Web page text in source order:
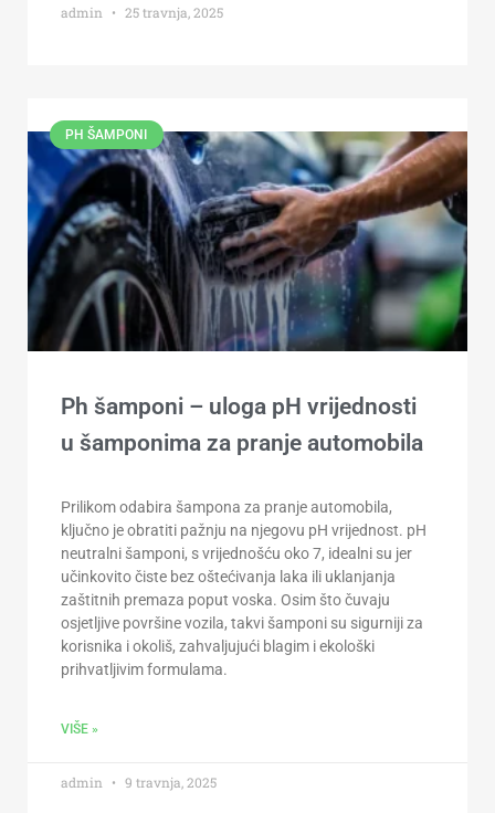
admin 25 travnja, 2025
PH ŠAMPONI
Ph šamponi – uloga pH vrijednosti
u šamponima za pranje automobila
Prilikom odabira šampona za pranje automobila,
ključno je obratiti pažnju na njegovu pH vrijednost. pH
neutralni šamponi, s vrijednošću oko 7, idealni su jer
učinkovito čiste bez oštećivanja laka ili uklanjanja
zaštitnih premaza poput voska. Osim što čuvaju
osjetljive površine vozila, takvi šamponi su sigurniji za
korisnika i okoliš, zahvaljujući blagim i ekološki
prihvatljivim formulama.
VIŠE »
admin 9 travnja, 2025